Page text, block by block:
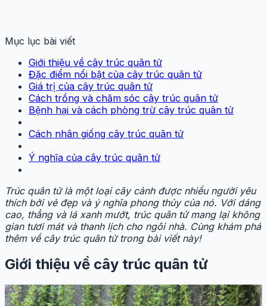
Mục lục bài viết
Giới thiệu về cây trúc quân tử
Đặc điểm nổi bật của cây trúc quân tử
Giá trị của cây trúc quân tử
Cách trồng và chăm sóc cây trúc quân tử
Bệnh hại và cách phòng trừ cây trúc quân tử
Cách nhân giống cây trúc quân tử
Ý nghĩa của cây trúc quân tử
Trúc quân tử là một loại cây cảnh được nhiều người yêu
thích bởi vẻ đẹp và ý nghĩa phong thủy của nó. Với dáng
cao, thẳng và lá xanh mướt, trúc quân tử mang lại không
gian tươi mát và thanh lịch cho ngôi nhà. Cùng khám phá
thêm về cây trúc quân tử trong bài viết này!
Giới thiệu về cây trúc quân tử